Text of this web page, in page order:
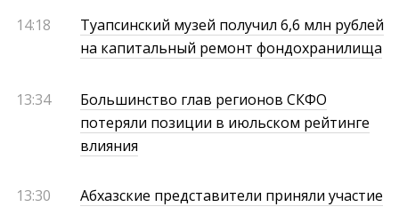
14:18
Туапсинский музей получил 6,6 млн рублей
на капитальный ремонт фондохранилища
13:34
Большинство глав регионов СКФО
потеряли позиции в июльском рейтинге
влияния
13:30
Абхазские представители приняли участие